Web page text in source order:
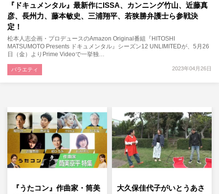
『ドキュメンタル』最新作にISSA、カンニング竹山、近藤真
彦、長州力、藤本敏史、三浦翔平、若狭勝弁護士ら参戦決
定！
松本人志企画・プロデュースのAmazon Original番組『HITOSHI
MATSUMOTO Presents ドキュメンタル』シーズン12 UNLIMITEDが、5月26
日（金）よりPrime Videoで一挙独…
2023年04月26日
バラエティ
『うたコン』作曲家・筒美
大久保佳代子がいとうあさ